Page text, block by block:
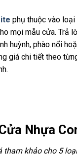
phụ thuộc vào
mọi mẫu cửa. Trả
huỳnh, phào nổi
giá chi tiết theo
Nhựa
khảo cho 5